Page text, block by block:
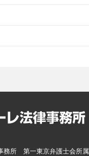
務所 第一東京弁護士会所属